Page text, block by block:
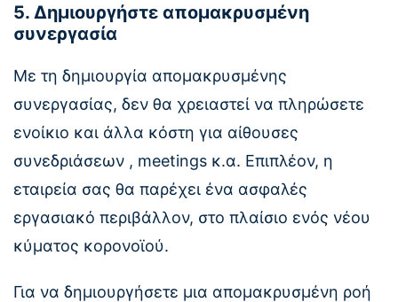
5. Δημιουργήστε απομακρυσμένη
συνεργασία
Με τη δημιουργία απομακρυσμένης
συνεργασίας, δεν θα χρειαστεί να πληρώσετε
ενοίκιο και άλλα κόστη για αίθουσες
συνεδριάσεων , meetings κ.α. Επιπλέον, η
εταιρεία σας θα παρέχει ένα ασφαλές
εργασιακό περιβάλλον, στο πλαίσιο ενός νέου
κύματος κορονοϊού.
Για να δημιουργήσετε μια απομακρυσμένη ροή